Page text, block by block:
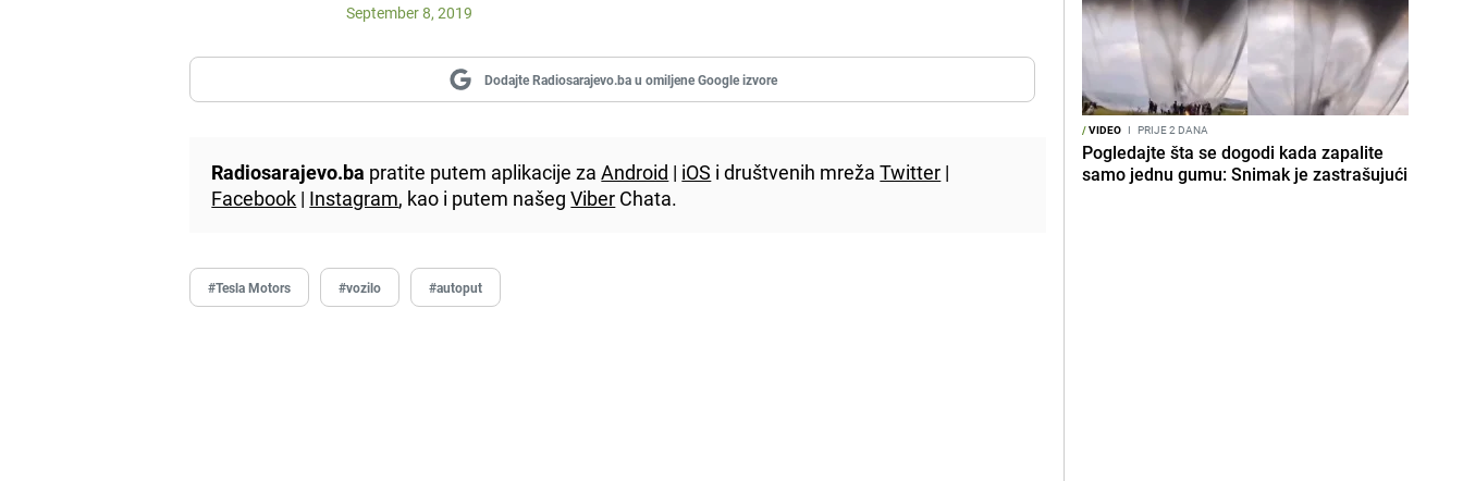
September 8, 2019
Dodajte Radiosarajevo.ba u omiljene Google izvore
Radiosarajevo.ba pratite putem aplikacije zaAndroid | iOS i društvenih mrežaTwitter |
Facebook | Instagram, kao i putem našegViber Chata.
#Tesla Motors #vozilo #autoput
/VIDEO I PRIJE 2 DANA
Pogledajte šta se dogodi kada zapalite
samo jednu gumu: Snimak je zastrašujući